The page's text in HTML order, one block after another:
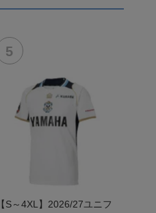
【S～4XL】2026/27ユニフ